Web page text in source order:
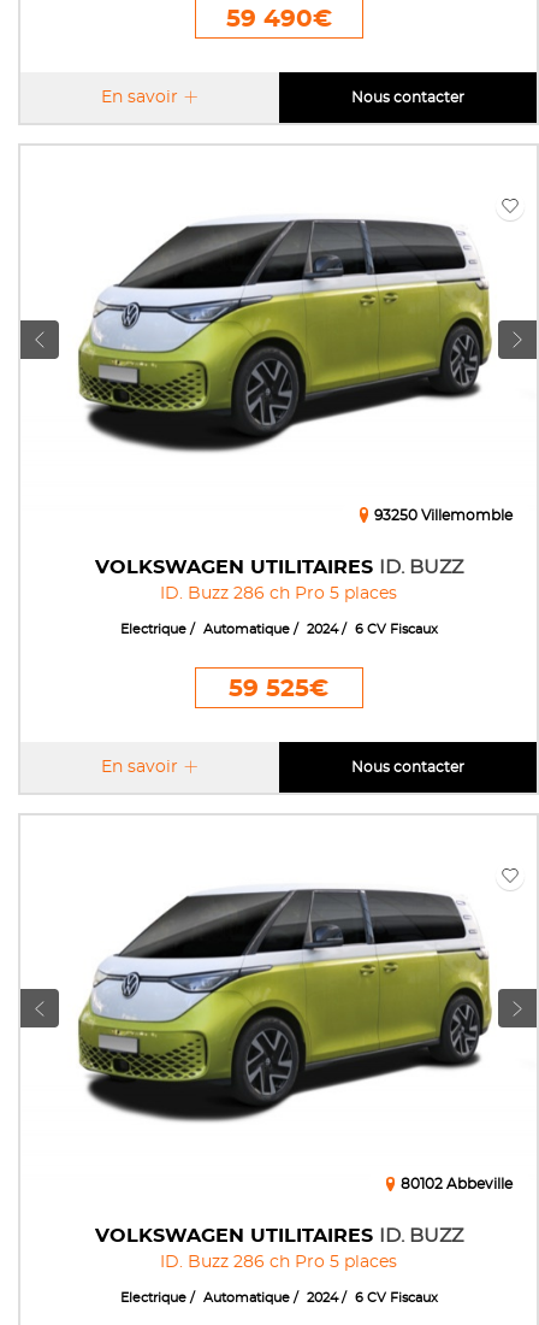
59 490€
En savoir Nous contacter
VOLKSWAGEN UTILITAIRES ID. BUZZ
ID. Buzz 286 ch Pro 5 places
93250 Villemomble
Electrique Automatique 2024 6 CV Fiscaux
59 525€
En savoir Nous contacter
VOLKSWAGEN UTILITAIRES ID. BUZZ
ID. Buzz 286 ch Pro 5 places
80102 Abbeville
Electrique Automatique 2024 6 CV Fiscaux